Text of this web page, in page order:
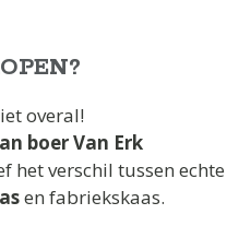
overal!
boer Van Erk
het verschil tussen echte
en fabriekskaas.